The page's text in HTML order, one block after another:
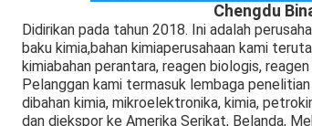
Chengdu
Didirikan pada tahun 2018. Ini adalah
baku kimia,bahan kimiaperusahaan kami
kimiabahan perantara, reagen biologis,
Pelanggan kami termasuk lembaga
dibahan kimia, mikroelektronika, kimia,
dan diekspor ke Amerika Serikat, Belanda,